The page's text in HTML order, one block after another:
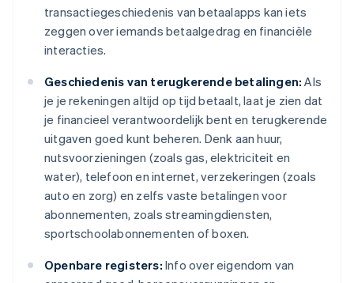
transactiegeschiedenis van betaalapps kan iets
zeggen over iemands betaalgedrag en financiële
interacties.
Geschiedenis van terugkerende betalingen: Als
je je rekeningen altijd op tijd betaalt, laat je zien dat
je financieel verantwoordelijk bent en terugkerende
uitgaven goed kunt beheren. Denk aan huur,
nutsvoorzieningen (zoals gas, elektriciteit en
water), telefoon en internet, verzekeringen (zoals
auto en zorg) en zelfs vaste betalingen voor
abonnementen, zoals streamingdiensten,
sportschoolabonnementen of boxen.
Openbare registers: Info over eigendom van